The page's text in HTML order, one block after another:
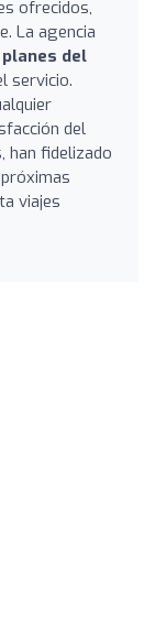
ofrecidos,
La agencia
del
servicio.
del
han fidelizado
viajes